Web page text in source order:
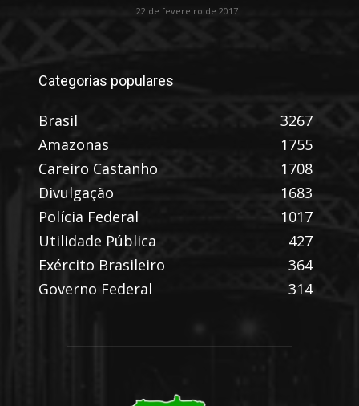
22 de fevereiro de 2017
Categorias populares
Brasil
3267
Amazonas
1755
Careiro Castanho
1708
Divulgação
1683
Polícia Federal
1017
Utilidade Pública
427
Exército Brasileiro
364
Governo Federal
314